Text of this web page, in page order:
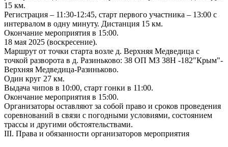
15 км.
Регистрация – 11:30-12:45, старт первого участника – 13:00 с
интервалом в одну минуту. Дистанция 15 км.
Окончание мероприятия в 15:00.
18 мая 2025 (воскресение).
Маршрут от точки старта возле д. Верхняя Медведица с
точкой разворота в д. Разиньково: 38 ОП МЗ 38Н -182"Крым"-
Верхняя Медведица-Разиньково.
Один круг 27 км.
Выдача чипов в 10:00, старт гонки в 11:00.
Окончание мероприятия в 15:00.
Организаторы оставляют за собой право и сроков проведения
соревнований в связи с погодными условиями, состоянием
трассы и другими обстоятельствами.
III. Права и обязанности организаторов мероприятия